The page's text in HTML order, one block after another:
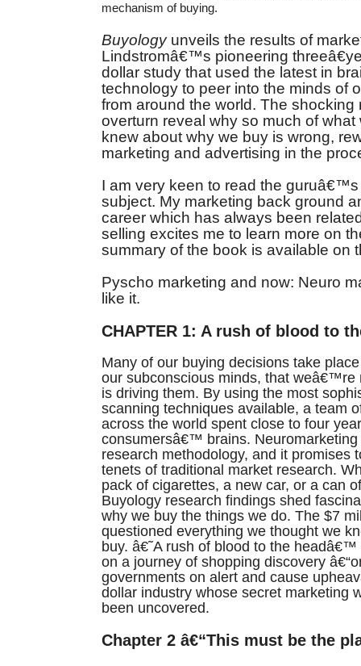
mechanism of buying.
Buyology unveils the results of
Lindstromâ€™s pioneering
dollar study that used the latest in
technology to peer into the minds of
from around the world. The shocking
overturn reveal why so much of what
knew about why we buy is wrong,
marketing and advertising in the
I am very keen to read the
subject. My marketing back ground
career which has always been
selling excites me to learn more on
summary of the book is available on
Pyscho marketing and now: Neuro
like it.
CHAPTER 1: A rush of blood to
Many of our buying decisions take
our subconscious minds, that weâ€™re
is driving them. By using the most
scanning techniques available, a team
across the world spent close to four
consumersâ€™ brains.
research methodology, and it promises
tenets of traditional market research.
pack of cigarettes, a new car, or a can
Buyology research findings shed
why we buy the things we do. The $7
questioned everything we thought we
buy. â€˜A rush of blood to the
on a journey of shopping discovery
governments on alert and cause
dollar industry whose secret marketing
been uncovered.
Chapter 2 â€“This must be the